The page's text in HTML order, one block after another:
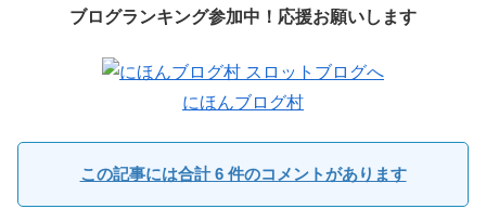
ブログランキング参加中！応援お願いします
にほんブログ村
この記事には合計 6 件のコメントがあります